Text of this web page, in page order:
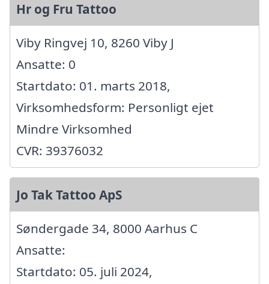
Hr og Fru Tattoo
Viby Ringvej 10, 8260 Viby J
Ansatte: 0
Startdato: 01. marts 2018,
Virksomhedsform: Personligt ejet
Mindre Virksomhed
CVR: 39376032
Jo Tak Tattoo ApS
Søndergade 34, 8000 Aarhus C
Ansatte:
Startdato: 05. juli 2024,